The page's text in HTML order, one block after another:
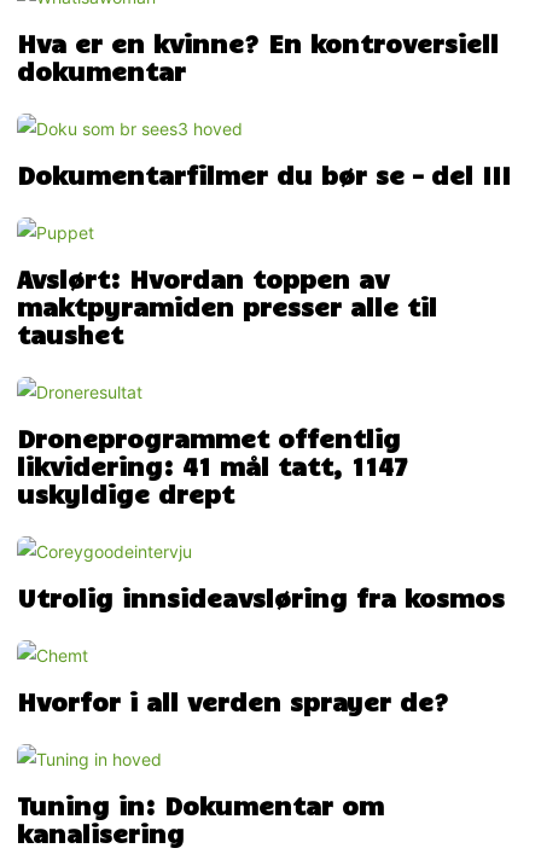
Hva er en kvinne? En kontroversiell
dokumentar
Dokumentarfilmer du bør se – del III
Avslørt: Hvordan toppen av
maktpyramiden presser alle til
taushet
Droneprogrammet offentlig
likvidering: 41 mål tatt, 1147
uskyldige drept
Utrolig innsideavsløring fra kosmos
Hvorfor i all verden sprayer de?
Tuning in: Dokumentar om
kanalisering